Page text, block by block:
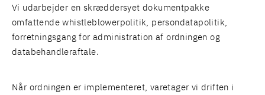
Vi udarbejder en skræddersyet dokumentpakke
omfattende whistleblowerpolitik, persondatapolitik,
forretningsgang for administration af ordningen og
databehandleraftale.
Når ordningen er implementeret, varetager vi driften i